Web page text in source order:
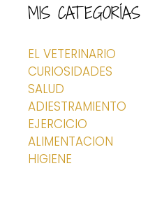
MIS CATEGORÍAS
EL VETERINARIO
CURIOSIDADES
SALUD
ADIESTRAMIENTO
EJERCICIO
ALIMENTACION
HIGIENE